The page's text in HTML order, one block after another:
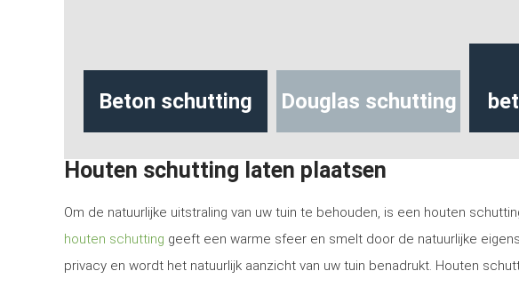
Beton schutting Douglas schutting
Houten schutting laten plaatsen
Om de natuurlijke uitstraling van uw tuin te behouden, is een houten
houten schutting geeft een warme sfeer en smelt door de natuurlijke
privacy en wordt het natuurlijk aanzicht van uw tuin benadrukt. Houten